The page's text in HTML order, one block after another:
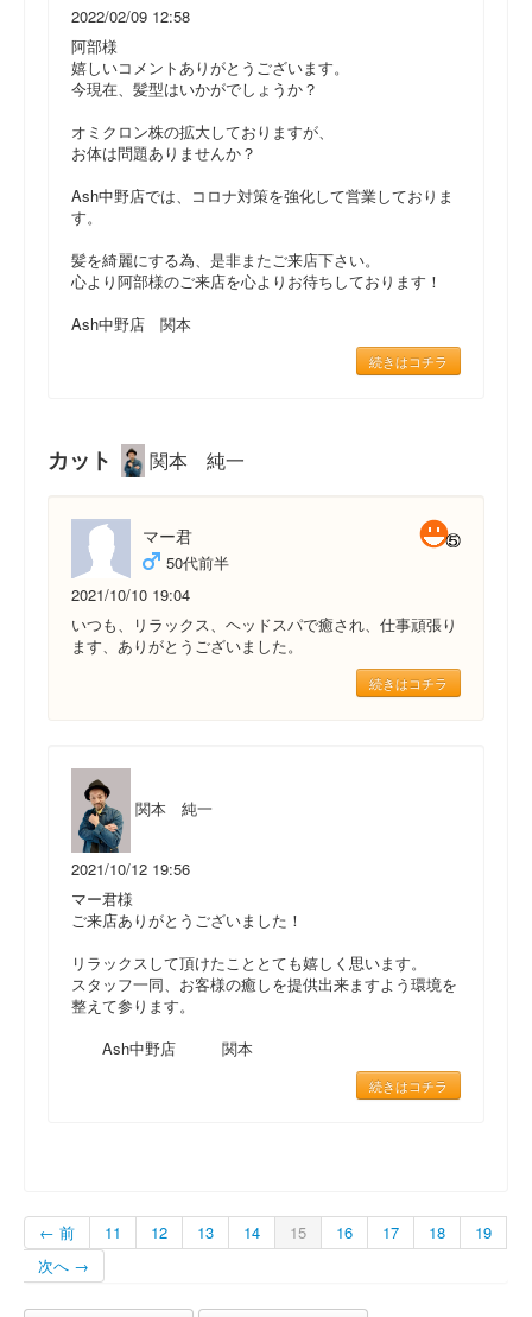
2022/02/09 12:58
阿部様
嬉しいコメントありがとうございます。
今現在、髪型はいかがでしょうか？
オミクロン株の拡大しておりますが、
お体は問題ありませんか？
Ash中野店では、コロナ対策を強化して営業しておりま
す。
髪を綺麗にする為、是非またご来店下さい。
心より阿部様のご来店を心よりお待ちしております！
Ash中野店 関本
続きはコチラ
カット 関本 純一
マー君
50代前半
2021/10/10 19:04
いつも、リラックス、ヘッドスパで癒され、仕事頑張り
ます、ありがとうございました。
続きはコチラ
関本 純一
2021/10/12 19:56
マー君様
ご来店ありがとうございました！
リラックスして頂けたこととても嬉しく思います。
スタッフ一同、お客様の癒しを提供出来ますよう環境を
整えて参ります。
Ash中野店 関本
続きはコチラ
← 前 11 12 13 14 15 16 17 18
19
次へ →